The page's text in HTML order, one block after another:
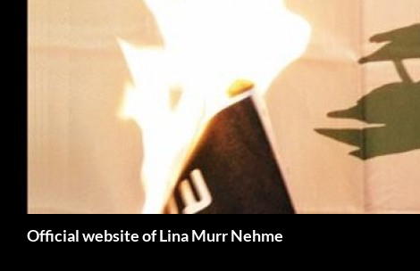
Official website of Lina Murr Nehme